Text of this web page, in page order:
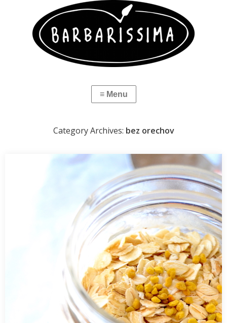
Category Archives: bez orechov